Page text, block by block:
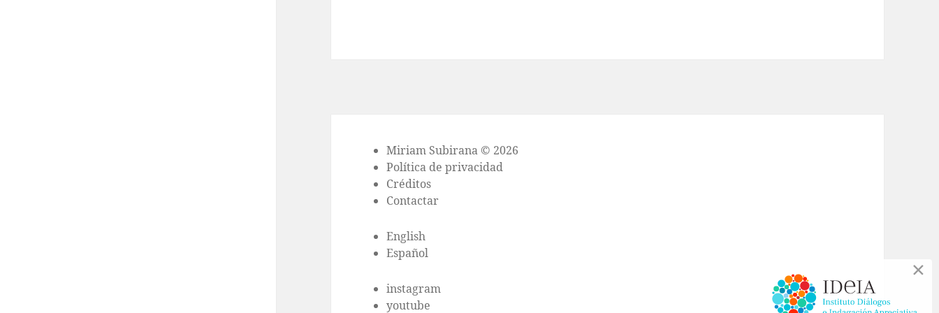
Miriam Subirana © 2026
Política de privacidad
Créditos
Contactar
English
Español
instagram
youtube